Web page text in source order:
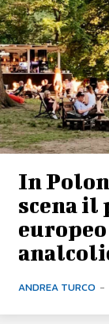
In
scena il
ANDREA TURCO -